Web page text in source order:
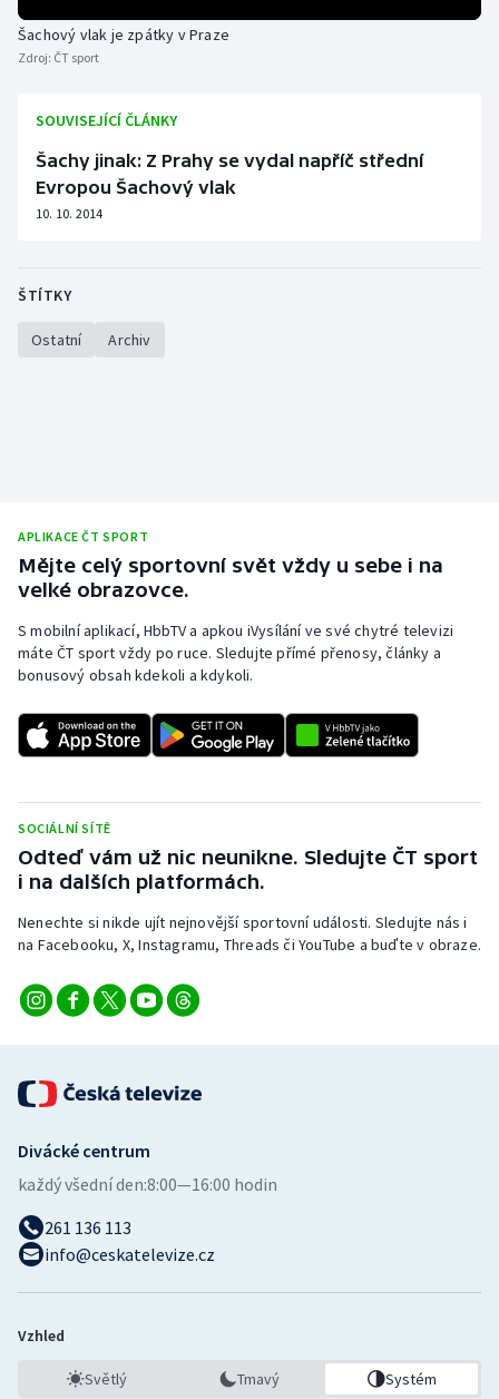
Jezdectví
Judo
Krasobruslení
Lezení
Moderní pětiboj
Plavání
Plážový volejbal
Ragby
Rychlostní kanoistika
Short track
Sportovní střelba
Stolní tenis
Veslování
Vodní slalom
Ostatní
Šachový vlak je zpátky v Praze
Zdroj: ČT sport
SOUVISEJÍCÍ ČLÁNKY
Šachy jinak: Z Prahy se vydal napříč střední
Evropou Šachový vlak
10. 10. 2014
ŠTÍTKY
Ostatní Archiv
APLIKACE ČT SPORT
Mějte celý sportovní svět vždy u sebe i na
velké obrazovce.
S mobilní aplikací, HbbTV a apkou iVysílání ve své chytré televizi
máte ČT sport vždy po ruce. Sledujte přímé přenosy, články a
bonusový obsah kdekoli a kdykoli.
SOCIÁLNÍ SÍTĚ
Odteď vám už nic neunikne. Sledujte ČT sport
i na dalších platformách.
Nenechte si nikde ujít nejnovější sportovní události. Sledujte nás i
na Facebooku, X, Instagramu, Threads či YouTube a buďte v obraze.
Divácké centrum
každý všední den:8:00—16:00 hodin
261 136 113
info@ceskatelevize.cz
Vzhled
Světlý Tmavý Systém